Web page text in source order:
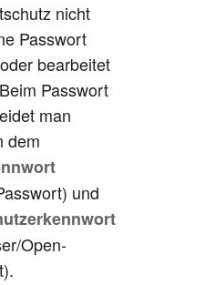
PDF/A
reduzieren
(PDF 2.0)
Hub
nicht
Passwort
bearbeitet
Passwort
man
dem
und
Open-